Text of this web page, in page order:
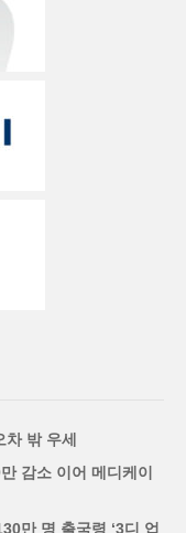
차 밖 우세
감소 이어 메디케이
만 명 출국령 ‘3디 업